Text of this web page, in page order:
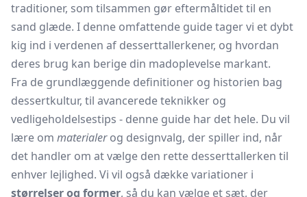
traditioner, som tilsammen gør eftermåltidet til en
sand glæde. I denne omfattende guide tager vi et dybt
kig ind i verdenen af desserttallerkener, og hvordan
deres brug kan berige din madoplevelse markant.
Fra de grundlæggende definitioner og historien bag
dessertkultur, til avancerede teknikker og
vedligeholdelsestips - denne guide har det hele. Du vil
lære om materialerog designvalg, der spiller ind, når
det handler om at vælge den rette desserttallerken til
enhver lejlighed. Vi vil også dække variationer i
størrelser og former, så du kan vælge et sæt, der